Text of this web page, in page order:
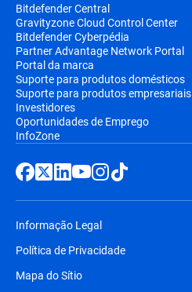
Bitdefender Central
Gravityzone Cloud Control Center
Bitdefender Cyberpédia
Partner Advantage Network Portal
Portal da marca
Suporte para produtos domésticos
Suporte para produtos empresariais
Investidores
Oportunidades de Emprego
InfoZone
Informação Legal
Política de Privacidade
Mapa do Sítio